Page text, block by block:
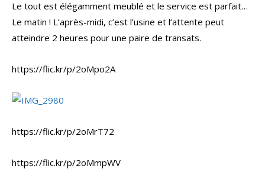
Le tout est élégamment meublé et le service est parfait…
Le matin ! L’après-midi, c’est l’usine et l’attente peut
atteindre 2 heures pour une paire de transats.
https://flic.kr/p/2oMpo2A
https://flic.kr/p/2oMrT72
https://flic.kr/p/2oMmpWV